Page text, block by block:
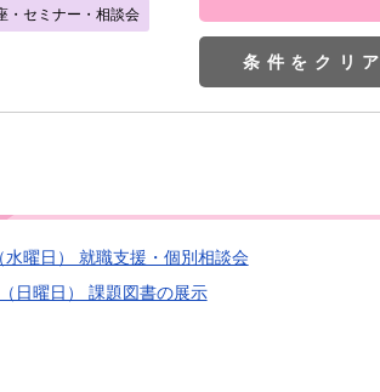
・セミナー・相談会
条件をクリア
曜日） 就職支援・個別相談会
日曜日） 課題図書の展示